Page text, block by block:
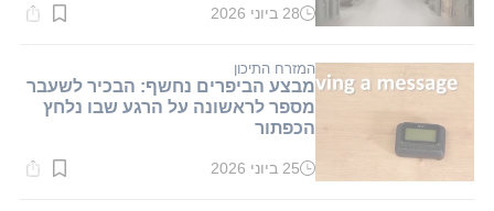
זמן
דקות.
28 ביוני 2026
המזרח התיכון
מבצע הביפרים נחשף: הבכיר לשעבר
מספר לראשונה על הרגע שבו נלחץ
הכפתור
זמן25 ביוני 2026